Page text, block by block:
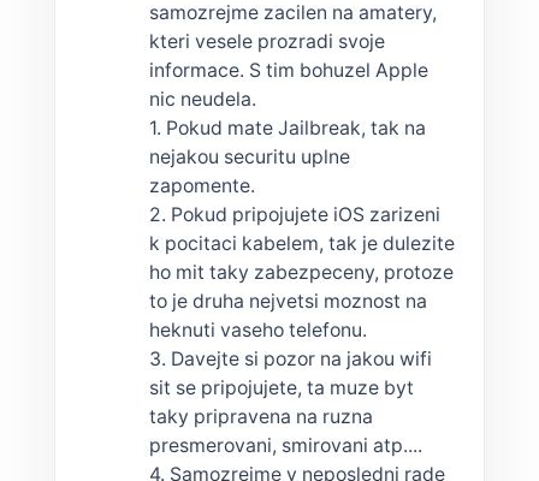
samozrejme zacilen na amatery,
kteri vesele prozradi svoje
informace. S tim bohuzel Apple
nic neudela.
1. Pokud mate Jailbreak, tak na
nejakou securitu uplne
zapomente.
2. Pokud pripojujete iOS zarizeni
k pocitaci kabelem, tak je dulezite
ho mit taky zabezpeceny, protoze
to je druha nejvetsi moznost na
heknuti vaseho telefonu.
3. Davejte si pozor na jakou wifi
sit se pripojujete, ta muze byt
taky pripravena na ruzna
presmerovani, smirovani atp....
4. Samozrejme v neposledni rade